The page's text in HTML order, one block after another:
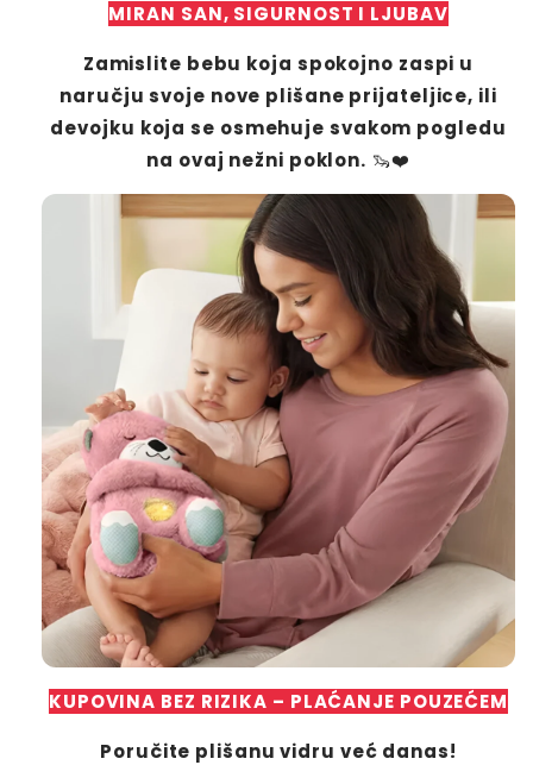
MIRAN SAN, SIGURNOST I LJUBAV
Zamislite bebu koja spokojno zaspi u
naručju svoje nove plišane prijateljice, ili
devojku koja se osmehuje svakom pogledu
na ovaj nežni poklon. 🦦❤️
KUPOVINA BEZ RIZIKA – PLAĆANJE POUZEĆEM
Poručite plišanu vidru već danas!